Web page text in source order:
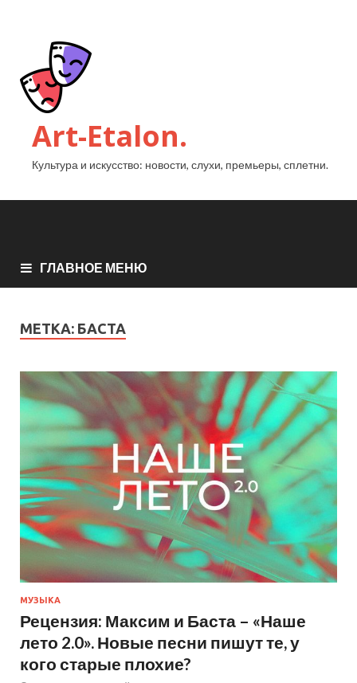
Art-Etalon.
Культура и искусство: новости, слухи, премьеры, сплетни.
ГЛАВНОЕ МЕНЮ
МЕТКА: БАСТА
МУЗЫКА
Рецензия: Максим и Баста – «Наше
лето 2.0». Новые песни пишут те, у
кого старые плохие?